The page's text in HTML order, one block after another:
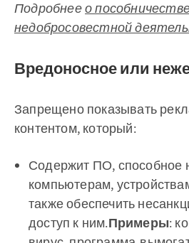
Подробнеео
недобросовестной
Вредоносное или
Запрещено показывать
контентом, который:
Содержит ПО, способное
компьютерам,
также обеспечить
доступ к ним.Примеры: